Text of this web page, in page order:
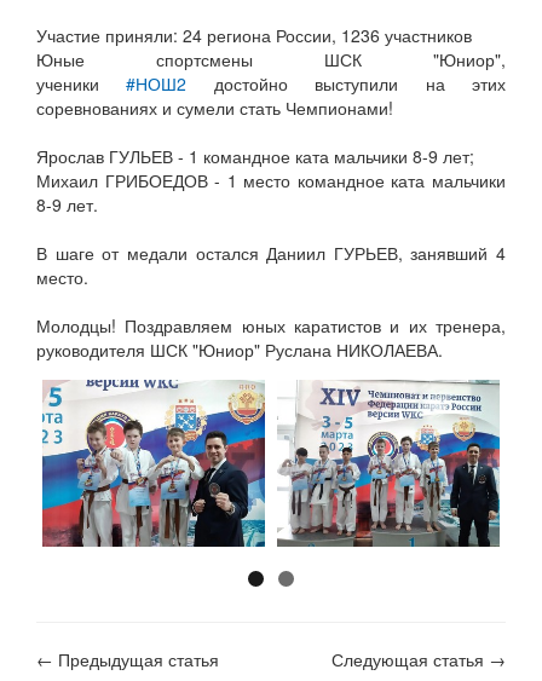
Участие приняли: 24 региона России, 1236 участников
Юные спортсмены ШСК "Юниор",
ученики#НОШ2 достойно выступили на этих
соревнованиях и сумели стать Чемпионами!
Ярослав ГУЛЬЕВ - 1 командное ката мальчики 8-9 лет;
Михаил ГРИБОЕДОВ - 1 место командное ката мальчики
8-9 лет.
В шаге от медали остался Даниил ГУРЬЕВ, занявший 4
место.
Молодцы! Поздравляем юных каратистов и их тренера,
руководителя ШСК "Юниор" Руслана НИКОЛАЕВА.
← Предыдущая статья Следующая статья →